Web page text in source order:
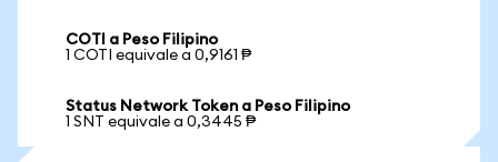
COTI a Peso Filipino
1 COTI equivale a 0,9161 ₱
Status Network Token a Peso Filipino
1 SNT equivale a 0,3445 ₱